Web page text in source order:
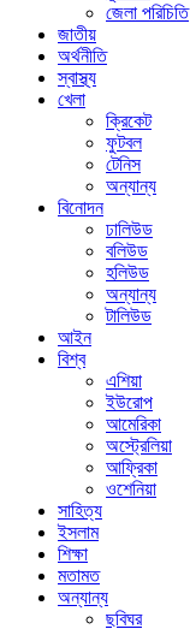
জেলা পরিচিতি
জাতীয়
অর্থনীতি
স্বাস্থ্য
খেলা
ক্রিকেট
ফুটবল
টেনিস
অন্যান্য
বিনোদন
ঢালিউড
বলিউড
হলিউড
অন্যান্য
টালিউড
আইন
বিশ্ব
এশিয়া
ইউরোপ
আমেরিকা
অস্ট্রেলিয়া
আফ্রিকা
ওশেনিয়া
সাহিত্য
ইসলাম
শিক্ষা
মতামত
অন্যান্য
ছবিঘর